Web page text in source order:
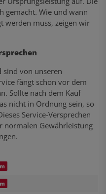
gemacht. Wie und wann
werden muss, zeigen wir
sind von unseren
fängt schon vor dem
Sollte nach dem Kauf
nicht in Ordnung sein, so
Service-Versprechen
normalen Gewährleistung